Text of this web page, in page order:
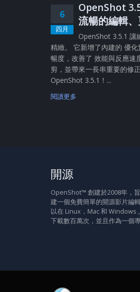
6
四月
OpenShot
流暢的編輯
OpenShot 3.5.1 讓
精緻。 它新增了內建的 優
暢度，改善了 效能與反應速
剪，並帶來一長串重要的修
OpenShot 3.5.1！...
閱讀更多
開源
OpenShot™ 創建於2008年，
建一個免費簡單的開源影片編
以在 Linux，Mac 和 Windows
下載數百萬次，並且作為一個